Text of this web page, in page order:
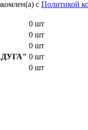
с Политикой
0 шт
0 шт
0 шт
0 шт
0 шт